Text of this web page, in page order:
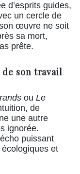
d’esprits guides,
un cercle de
œuvre ne soit
sa mort,
prête.
son travail
ou Le
de
une autre
ignorée.
puissant
et